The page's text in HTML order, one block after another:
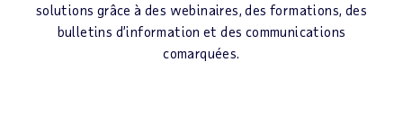
solutions grâce à des webinaires, des formations, des
bulletins d’information et des communications
comarquées.